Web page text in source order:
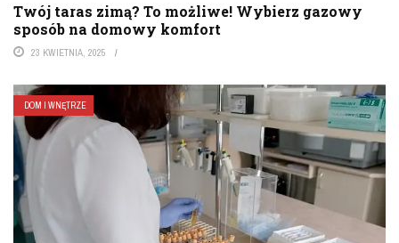
Twój taras zimą? To możliwe! Wybierz gazowy
sposób na domowy komfort
23 KWIETNIA, 2025
DOM I WNĘTRZE